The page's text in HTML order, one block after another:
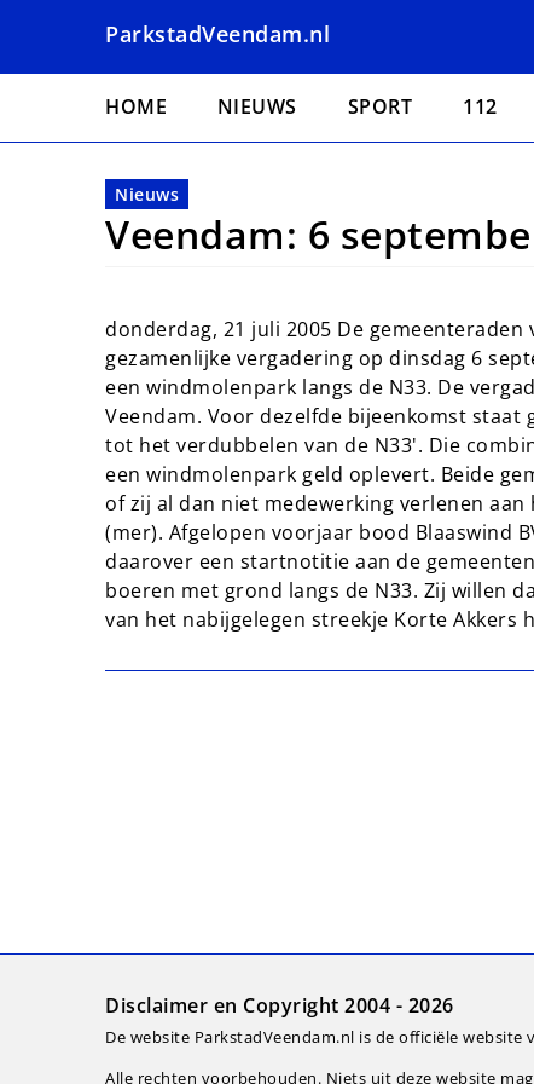
naar
ParkstadVeendam.nl
Hoofdnavigatie
HOME NIEUWS SPORT 112
Nieuws
Veendam: 6
donderdag, 21 juli 2005 De
gezamenlijke vergadering op dinsdag 6
een windmolenpark langs de N33. De
Veendam. Voor dezelfde bijeenkomst
tot het verdubbelen van de N33'. Die
een windmolenpark geld oplevert. Beide
of zij al dan niet medewerking verlenen
(mer). Afgelopen voorjaar bood Blaaswind
daarover een startnotitie aan de
boeren met grond langs de N33. Zij willen
van het nabijgelegen streekje Korte Akkers
Disclaimer en Copyright 2004 - 2026
De website ParkstadVeendam.nl is de officiële
Alle rechten voorbehouden. Niets uit deze website